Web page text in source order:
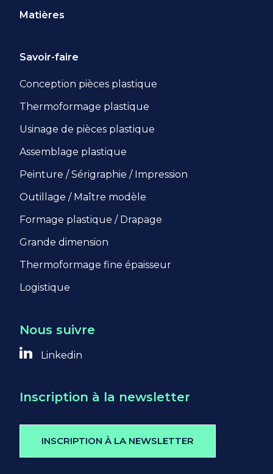
Matières
Savoir-faire
Conception pièces plastique
Thermoformage plastique
Usinage de pièces plastique
Assemblage plastique
Peinture / Sérigraphie / Impression
Outillage / Maître modèle
Formage plastique / Drapage
Grande dimension
Thermoformage fine épaisseur
Logistique
Nous suivre
Linkedin
Inscription à la newsletter
INSCRIPTION À LA NEWSLETTER